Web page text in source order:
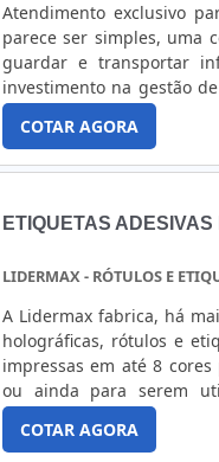
Atendimento exclusivo
parece ser simples, uma
guardar e transportar
investimento na gestão
código de barras sai do
auxílio da tecnologia, as
COTAR AGORA
ETIQUETAS
LIDERMAX - RÓTULOS E
A Lidermax fabrica, há
holográficas, rótulos e
impressas em até 8
ou ainda para serem utilizadas
presentes em papel
plastificados, fosco, bri....
COTAR AGORA